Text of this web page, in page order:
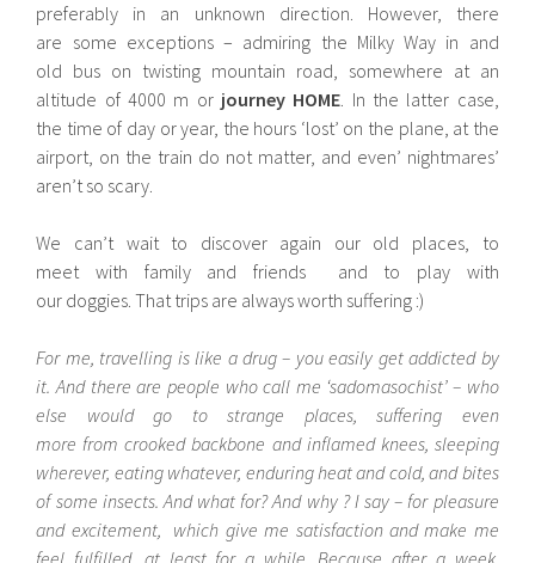
preferably in an unknown direction. However, there
are some exceptions – admiring the Milky Way in and
old bus on twisting mountain road, somewhere at an
altitude of 4000 m or journey HOME. In the latter case,
the time of day or year, the hours ‘lost’ on the plane, at the
airport, on the train do not matter, and even’ nightmares’
aren’t so scary.
We can’t wait to discover again our old places, to
meet with family and friends and to play with
our doggies. That trips are always worth suffering :)
For me, travelling is like a drug – you easily get addicted by
it. And there are people who call me ‘sadomasochist’ – who
else would go to strange places, suffering even
more from crooked backbone and inflamed knees, sleeping
wherever, eating whatever, enduring heat and cold, and bites
of some insects. And what for? And why ? I say – for pleasure
and excitement, which give me satisfaction and make me